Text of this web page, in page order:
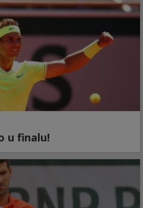
u finalu!